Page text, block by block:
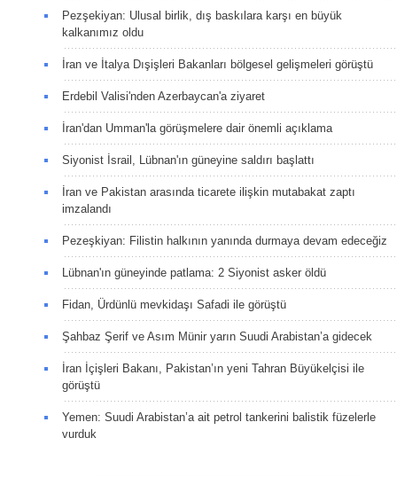
Pezşekiyan: Ulusal birlik, dış baskılara karşı en büyük
kalkanımız oldu
İran ve İtalya Dışişleri Bakanları bölgesel gelişmeleri görüştü
Erdebil Valisi'nden Azerbaycan'a ziyaret
İran'dan Umman'la görüşmelere dair önemli açıklama
Siyonist İsrail, Lübnan'ın güneyine saldırı başlattı
İran ve Pakistan arasında ticarete ilişkin mutabakat zaptı
imzalandı
Pezeşkiyan: Filistin halkının yanında durmaya devam edeceğiz
Lübnan'ın güneyinde patlama: 2 Siyonist asker öldü
Fidan, Ürdünlü mevkidaşı Safadi ile görüştü
Şahbaz Şerif ve Asım Münir yarın Suudi Arabistan’a gidecek
İran İçişleri Bakanı, Pakistan’ın yeni Tahran Büyükelçisi ile
görüştü
Yemen: Suudi Arabistan’a ait petrol tankerini balistik füzelerle
vurduk